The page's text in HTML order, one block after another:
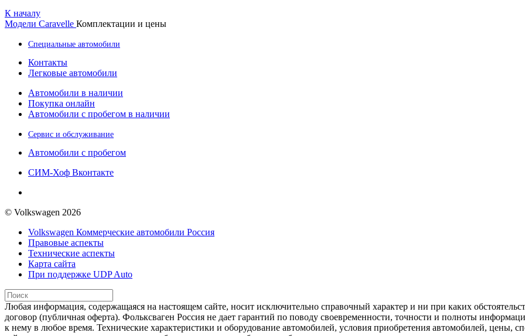
К началу
Модели Caravelle Комплектации и цены
Специальные автомобили
Контакты
Легковые автомобили
Автомобили в наличии
Покупка онлайн
Автомобили с пробегом в наличии
Сервис и обслуживание
Автомобили с пробегом
СИМ-Хоф Вконтакте
© Volkswagen 2026
Volkswagen Коммерческие автомобили Россия
Правовые аспекты
Технические аспекты
Карта сайта
При поддержке UDP Auto
Любая информация, содержащаяся на настоящем сайте, носит исключительно справочный характер и ни при каких
договор (публичная оферта). Фольксваген Россия не дает гарантий по поводу своевременности, точности и полноты
к нему в любое время. Технические характеристики и оборудование автомобилей, условия приобретения автомобилей, цены,